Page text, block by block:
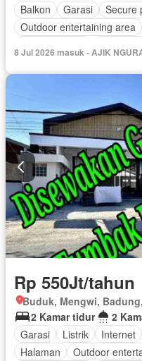
Balkon
Garasi Secure
Outdoor entertaining area
Dapur
8 Jul 2026 masuk - AJIK
Rp 550Jt/tahun
Buduk, Mengwi,
2 Kamar tidur
2
Garasi
Listrik Internet
Halaman
Outdoor